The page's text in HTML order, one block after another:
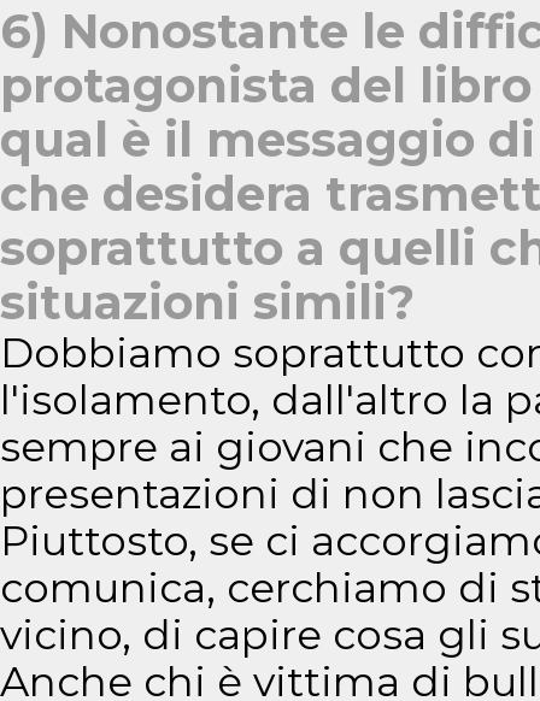
6) Nonostante le
protagonista del
qual è il messaggio
che desidera
soprattutto a quelli
situazioni simili?
Dobbiamo soprattutto
l'isolamento, dall'altro la
sempre ai giovani che
presentazioni di non
Piuttosto, se ci
comunica, cerchiamo di
vicino, di capire cosa gli
Anche chi è vittima di